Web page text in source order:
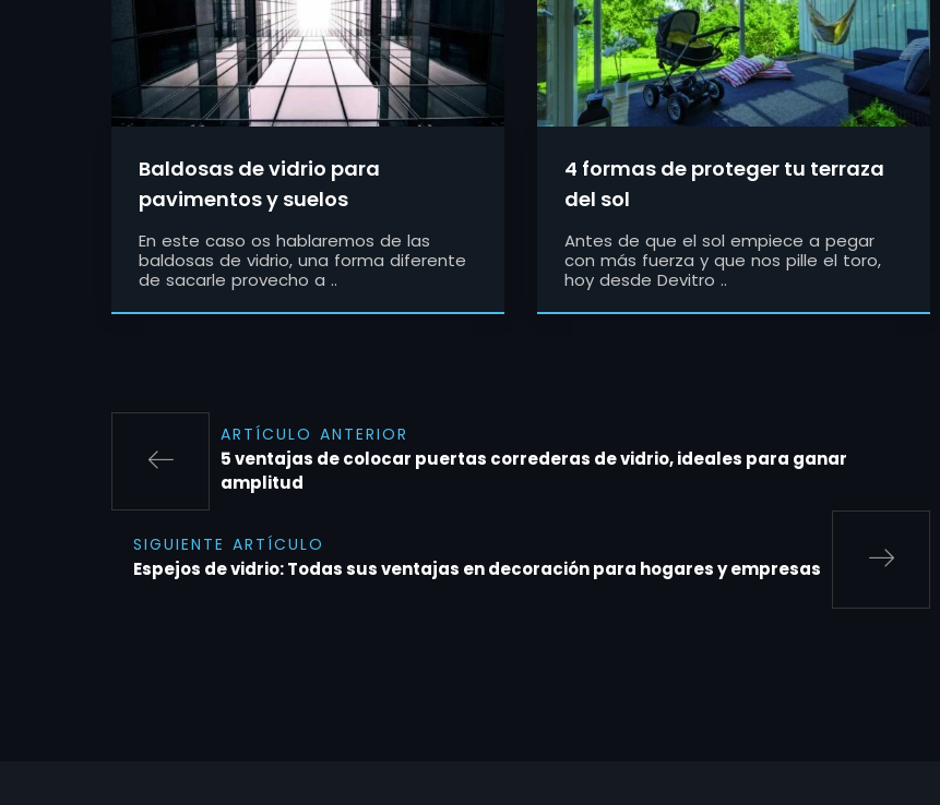
Baldosas de vidrio para
pavimentos y suelos
En este caso os hablaremos de las
baldosas de vidrio, una forma diferente
de sacarle provecho a ..
4 formas de proteger tu terraza
del sol
Antes de que el sol empiece a pegar
con más fuerza y que nos pille el toro,
hoy desde Devitro ..
ARTÍCULO ANTERIOR
5 ventajas de colocar puertas correderas de vidrio, ideales para ganar
amplitud
SIGUIENTE ARTÍCULO
Espejos de vidrio: Todas sus ventajas en decoración para hogares y empresas